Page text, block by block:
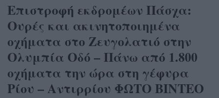
Επιστροφή εκδρομέων Πάσχα:
Ουρές και ακινητοποιημένα
οχήματα στο Ζευγολατιό στην
Ολυμπία Οδό – Πάνω από 1.800
οχήματα την ώρα στη γέφυρα
Ρίου – Αντιρρίου ΦΩΤΟ ΒΙΝΤΕΟ